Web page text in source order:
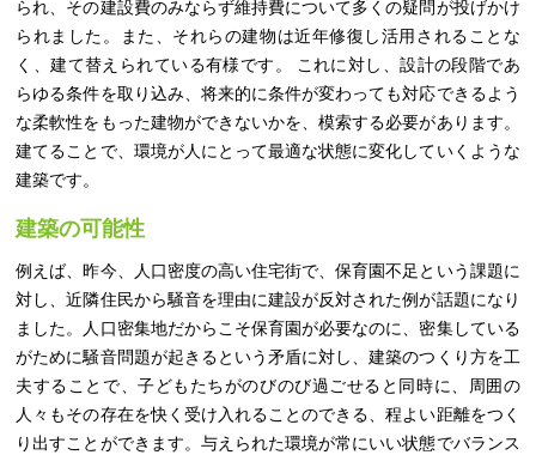
られ、その建設費のみならず維持費について多くの疑問が投げかけ
られました。また、それらの建物は近年修復し活用されることな
く、建て替えられている有様です。 これに対し、設計の段階であ
らゆる条件を取り込み、将来的に条件が変わっても対応できるよう
な柔軟性をもった建物ができないかを、模索する必要があります。
建てることで、環境が人にとって最適な状態に変化していくような
建築です。
建築の可能性
例えば、昨今、人口密度の高い住宅街で、保育園不足という課題に
対し、近隣住民から騒音を理由に建設が反対された例が話題になり
ました。人口密集地だからこそ保育園が必要なのに、密集している
がために騒音問題が起きるという矛盾に対し、建築のつくり方を工
夫することで、子どもたちがのびのび過ごせると同時に、周囲の
人々もその存在を快く受け入れることのできる、程よい距離をつく
り出すことができます。与えられた環境が常にいい状態でバランス